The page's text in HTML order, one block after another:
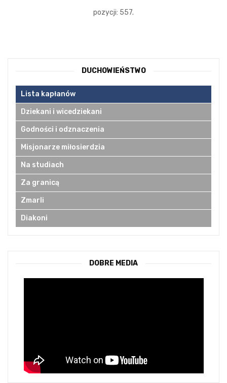
pozycji: 557.
DUCHOWIEŃSTWO
Lista kapłanów
Dziekani i wicedziekani
Godności i odznaczenia
Misjonarze miłosierdzia
Na studiach
Za granicą
Zmarli
Diakoni
DOBRE MEDIA